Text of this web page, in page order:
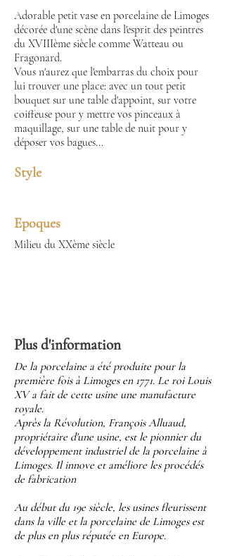
Adorable petit vase en porcelaine de Limoges
décorée d'une scène dans l'esprit des peintres
du XVIIIème siècle comme Watteau ou
Fragonard.
Vous n'aurez que l'embarras du choix pour
lui trouver une place: avec un tout petit
bouquet sur une table d'appoint, sur votre
coiffeuse pour y mettre vos pinceaux à
maquillage, sur une table de nuit pour y
déposer vos bagues...
Style
Epoques
Milieu du XXème siècle
Plus d'information
De la porcelaine a été produite pour la
première fois à Limoges en 1771. Le roi Louis
XV a fait de cette usine une manufacture
royale.
Après la Révolution, François Alluaud,
propriétaire d'une usine, est le pionnier du
développement industriel de la porcelaine à
Limoges. Il innove et améliore les procédés
de fabrication
Au début du 19e siècle, les usines fleurissent
dans la ville et la porcelaine de Limoges est
de plus en plus réputée en Europe.